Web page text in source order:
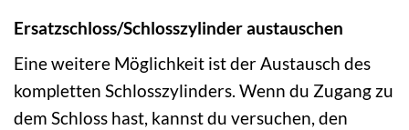
Ersatzschloss/Schlosszylinder austauschen
Eine weitere Möglichkeit ist der Austausch des
kompletten Schlosszylinders. Wenn du Zugang zu
dem Schloss hast, kannst du versuchen, den